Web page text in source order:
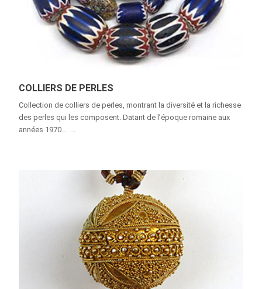
COLLIERS DE PERLES
Collection de colliers de perles, montrant la diversité et la richesse
des perles qui les composent. Datant de l’époque romaine aux
années 1970… ...